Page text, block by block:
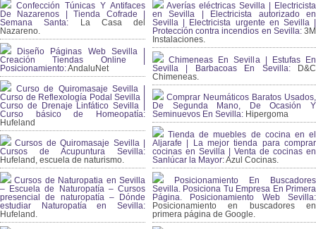
Confección Túnicas Y Antifaces
De Nazarenos | Tienda Cofrade |
Semana Santa: La Casa del
Nazareno.
Diseño Páginas Web Sevilla |
Creación Tiendas Online |
Posicionamiento:AndaluNet
Curso de Quiromasaje Sevilla |
Curso de Reflexología Podal Sevilla |
Curso de Drenaje Linfático Sevilla |
Curso básico de Homeopatía:
Hufeland
Cursos de Quiromasaje Sevilla |
Cursos de Acupuntura Sevilla:
Hufeland, escuela de naturismo.
Cursos de Naturopatia en Sevilla
– Escuela de Naturopatía – Cursos
presencial de naturopatía – Dónde
estudiar Naturopatía en Sevilla:
Hufeland.
Averías eléctricas Sevilla | Electricista
en Sevilla | Electricista autorizado en
Sevilla | Electricista urgente en Sevilla |
Protección contra incendios en Sevilla:3M
Instalaciones.
Chimeneas En Sevilla | Estufas En
Sevilla | Barbacoas En Sevilla:D&C
Chimeneas.
Comprar Neumáticos Baratos Usados,
De Segunda Mano, De Ocasión Y
Seminuevos En Sevilla: Hipergoma
Tienda de muebles de cocina en el
Aljarafe | La mejor tienda para comprar
cocinas en Sevilla | Venta de cocinas en
Sanlúcar la Mayor:Azul Cocinas.
Posicionamiento En Buscadores
Sevilla. Posiciona Tu Empresa En Primera
Página. Posicionamiento Web Sevilla:
Posicionamiento en buscadores en
primera página de Google.